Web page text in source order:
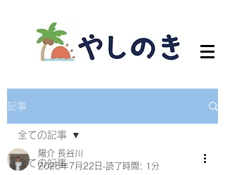
記事
全ての記事
全ての記事
陽介 長谷川
2025年7月22日 読了時間: 1分